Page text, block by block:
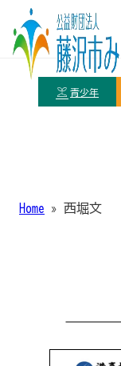
青少年
Home » 西堀文